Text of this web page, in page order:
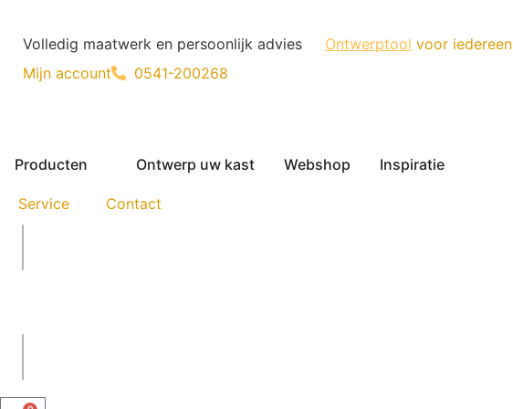
Volledig maatwerk en persoonlijk advies Ontwerptool voor iedereen
Mijn account
0541-200268
Producten Ontwerp uw kast Webshop Inspiratie
Service Contact